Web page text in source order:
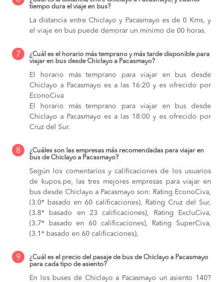
tiempo dura el viaje en bus?
La distancia entre Chiclayo y Pacasmayo es de 0 Kms, y
el viaje en bus puede demorar un mínimo de 00 horas.
7
¿Cuál es el horario más temprano y más tarde disponible para
viajar en bus desde Chiclayo a Pacasmayo?
El horario más temprano para viajar en bus desde
Chiclayo a Pacasmayo es a las 16:20 y es ofrecido por
EconoCiva
El horario más temprano para viajar en bus desde
Chiclayo a Pacasmayo es a las 18:00 y es ofrecido por
Cruz del Sur.
8
¿Cuáles son las empresas más recomendadas para viajar en
bus de Chiclayo a Pacasmayo?
Según los comentarios y calificaciones de los usuarios
de kupos.pe, las tres mejores empresas para viajar en
bus desde Chiclayo a Pacasmayo son: Rating EconoCiva,
(3.0* basado en 60 calificaciones), Rating Cruz del Sur,
(3.8* basado en 23 calificaciones), Rating ExcluCiva,
(3.7* basado en 60 calificaciones), Rating SuperCiva,
(3.1* basado en 60 calificaciones),
9
¿Cuál es el precio del pasaje de bus de Chiclayo a Pacasmayo
para cada tipo de asiento?
En los buses de Chiclayo a Pacasmayo un asiento 140?